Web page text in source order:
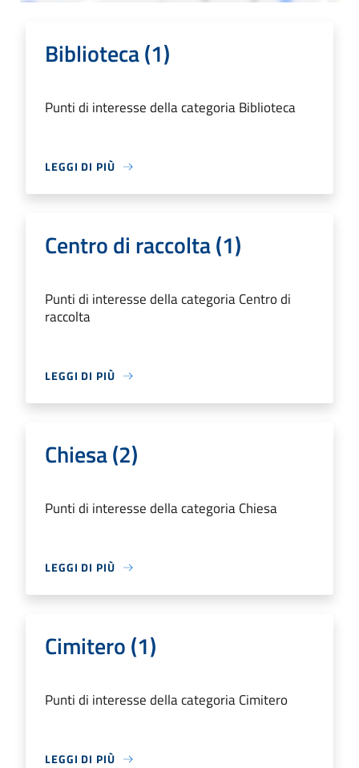
Biblioteca (1)
Punti di interesse della categoria Biblioteca
LEGGI DI PIÙ
Centro di raccolta (1)
Punti di interesse della categoria Centro di
raccolta
LEGGI DI PIÙ
Chiesa (2)
Punti di interesse della categoria Chiesa
LEGGI DI PIÙ
Cimitero (1)
Punti di interesse della categoria Cimitero
LEGGI DI PIÙ